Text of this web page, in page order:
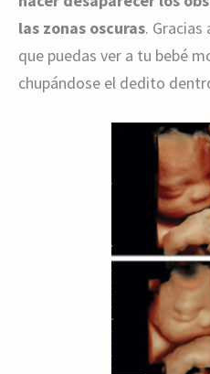
las zonas oscuras.
que puedas ver a tu bebé
chupándose el dedito